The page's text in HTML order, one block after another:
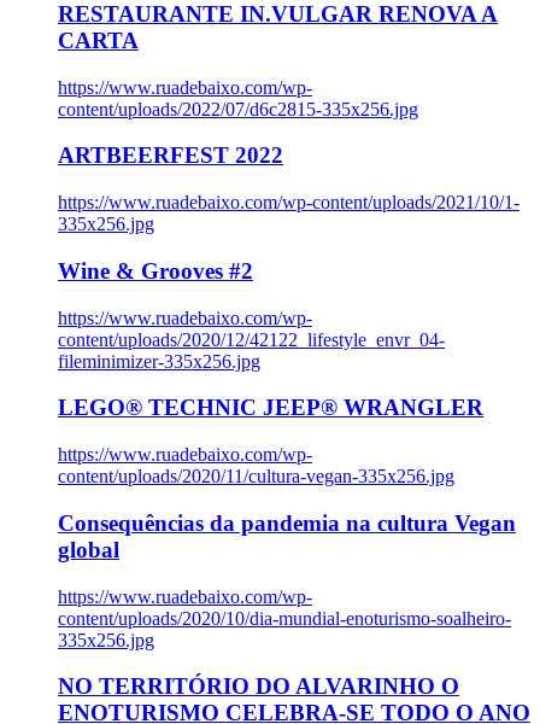
RESTAURANTE IN.VULGAR RENOVA A
CARTA
https://www.ruadebaixo.com/wp-
content/uploads/2022/07/d6c2815-335x256.jpg
ARTBEERFEST 2022
https://www.ruadebaixo.com/wp-content/uploads/2021/10/1-
335x256.jpg
Wine & Grooves #2
https://www.ruadebaixo.com/wp-
content/uploads/2020/12/42122_lifestyle_envr_04-
fileminimizer-335x256.jpg
LEGO® TECHNIC JEEP® WRANGLER
https://www.ruadebaixo.com/wp-
content/uploads/2020/11/cultura-vegan-335x256.jpg
Consequências da pandemia na cultura Vegan
global
https://www.ruadebaixo.com/wp-
content/uploads/2020/10/dia-mundial-enoturismo-soalheiro-
335x256.jpg
NO TERRITÓRIO DO ALVARINHO O
ENOTURISMO CELEBRA-SE TODO O ANO